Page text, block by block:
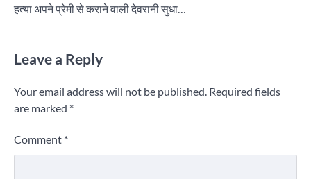
हत्या अपने प्रेमी से कराने वाली देवरानी सुधा…
Leave a Reply
Your email address will not be published. Required fields
are marked *
Comment *